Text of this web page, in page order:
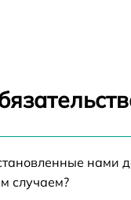
тепловизора
нами
случаем?